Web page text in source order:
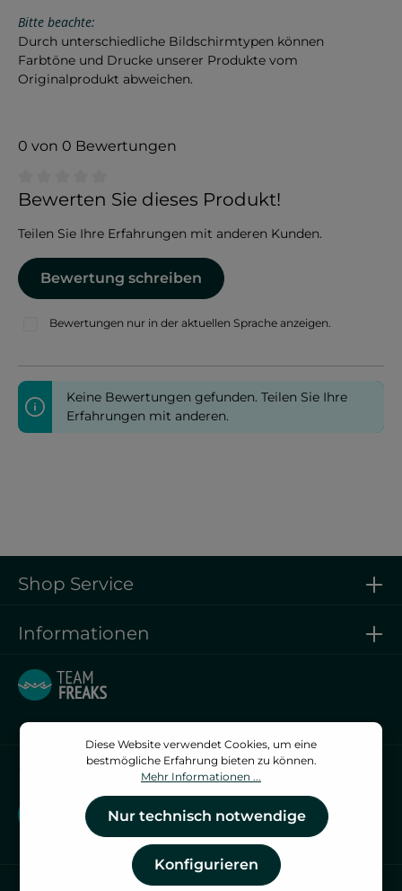
Bitte beachte:
Durch unterschiedliche Bildschirmtypen können
Farbtöne und Drucke unserer Produkte vom
Originalprodukt abweichen.
0 von 0 Bewertungen
Durchschnittliche Bewertung von 0 von 5 Sternen
Bewerten Sie dieses Produkt!
Teilen Sie Ihre Erfahrungen mit anderen Kunden.
Bewertung schreiben
Bewertungen nur in der aktuellen Sprache anzeigen.
Keine Bewertungen gefunden. Teilen Sie Ihre
Erfahrungen mit anderen.
Vertrag widerrufen
Vertrag widerrufen
Shop Service
Informationen
Diese Website verwendet Cookies, um eine
bestmögliche Erfahrung bieten zu können.
Mehr Informationen ...
Nur technisch notwendige
Konfigurieren